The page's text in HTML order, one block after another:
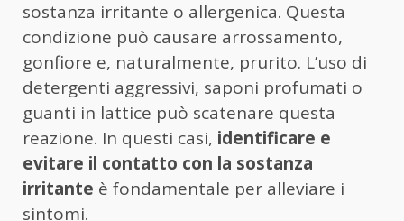
sostanza irritante o allergenica. Questa
condizione può causare arrossamento,
gonfiore e, naturalmente, prurito. L’uso di
detergenti aggressivi, saponi profumati o
guanti in lattice può scatenare questa
reazione. In questi casi, identificare e
evitare il contatto con la sostanza
irritante è fondamentale per alleviare i
sintomi.